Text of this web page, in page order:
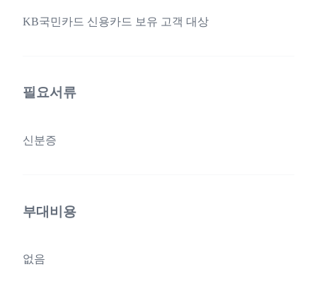
KB국민카드 신용카드 보유 고객 대상
필요서류
신분증
부대비용
없음